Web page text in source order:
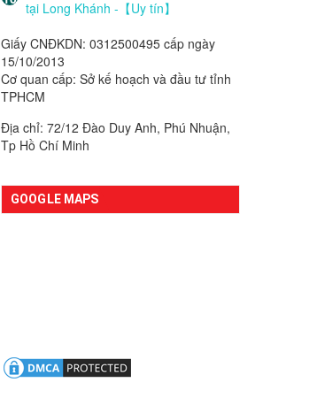
tại Long Khánh -【Uy tín】
Giấy CNĐKDN: 0312500495 cấp ngày
15/10/2013
Cơ quan cấp: Sở kế hoạch và đầu tư tỉnh
TPHCM
Địa chỉ: 72/12 Đào Duy Anh, Phú Nhuận,
Tp Hồ Chí Minh
GOOGLE MAPS